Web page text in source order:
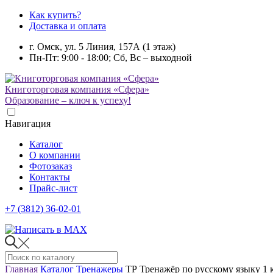
Как купить?
Доставка и оплата
г. Омск, ул. 5 Линия, 157А (1 этаж)
Пн-Пт: 9:00 - 18:00; Сб, Вс – выходной
Книготорговая компания «Сфера»
Образование – ключ к успеху!
Навигация
Каталог
О компании
Фотозаказ
Контакты
Прайс-лист
+7 (3812) 36-02-01
Главная Каталог Тренажеры ТР Тренажёр по русскому языку